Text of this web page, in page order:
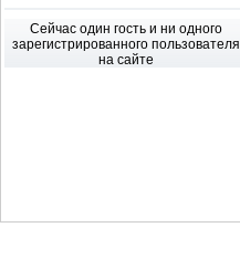
Сейчас один гость и ни одного
зарегистрированного пользователя
на сайте